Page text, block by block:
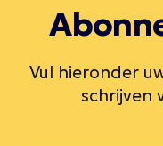
Vul hieronder
schrijven